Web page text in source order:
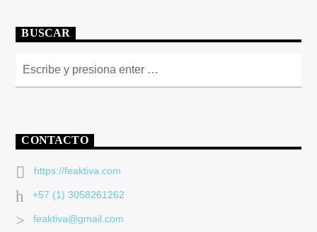
BUSCAR
CONTACTO
https://feaktiva.com
+57 (1) 3058261262
feaktiva@gmail.com